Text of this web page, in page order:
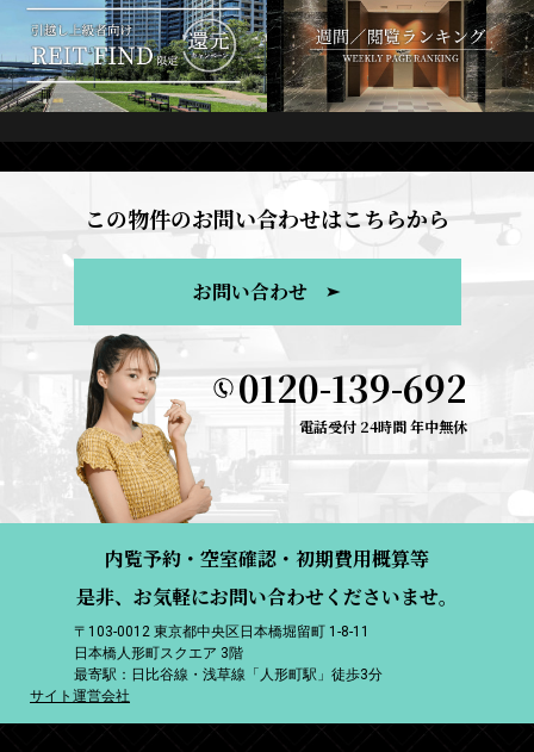
この物件のお問い合わせはこちらから
お問い合わせ
0120-139-692
電話受付 24時間 年中無休
内覧予約・空室確認・初期費用概算等
是非、お気軽にお問い合わせくださいませ。
〒103-0012 東京都中央区日本橋堀留町 1-8-11
日本橋人形町スクエア 3階
最寄駅：日比谷線・浅草線「人形町駅」徒歩3分
サイト運営会社